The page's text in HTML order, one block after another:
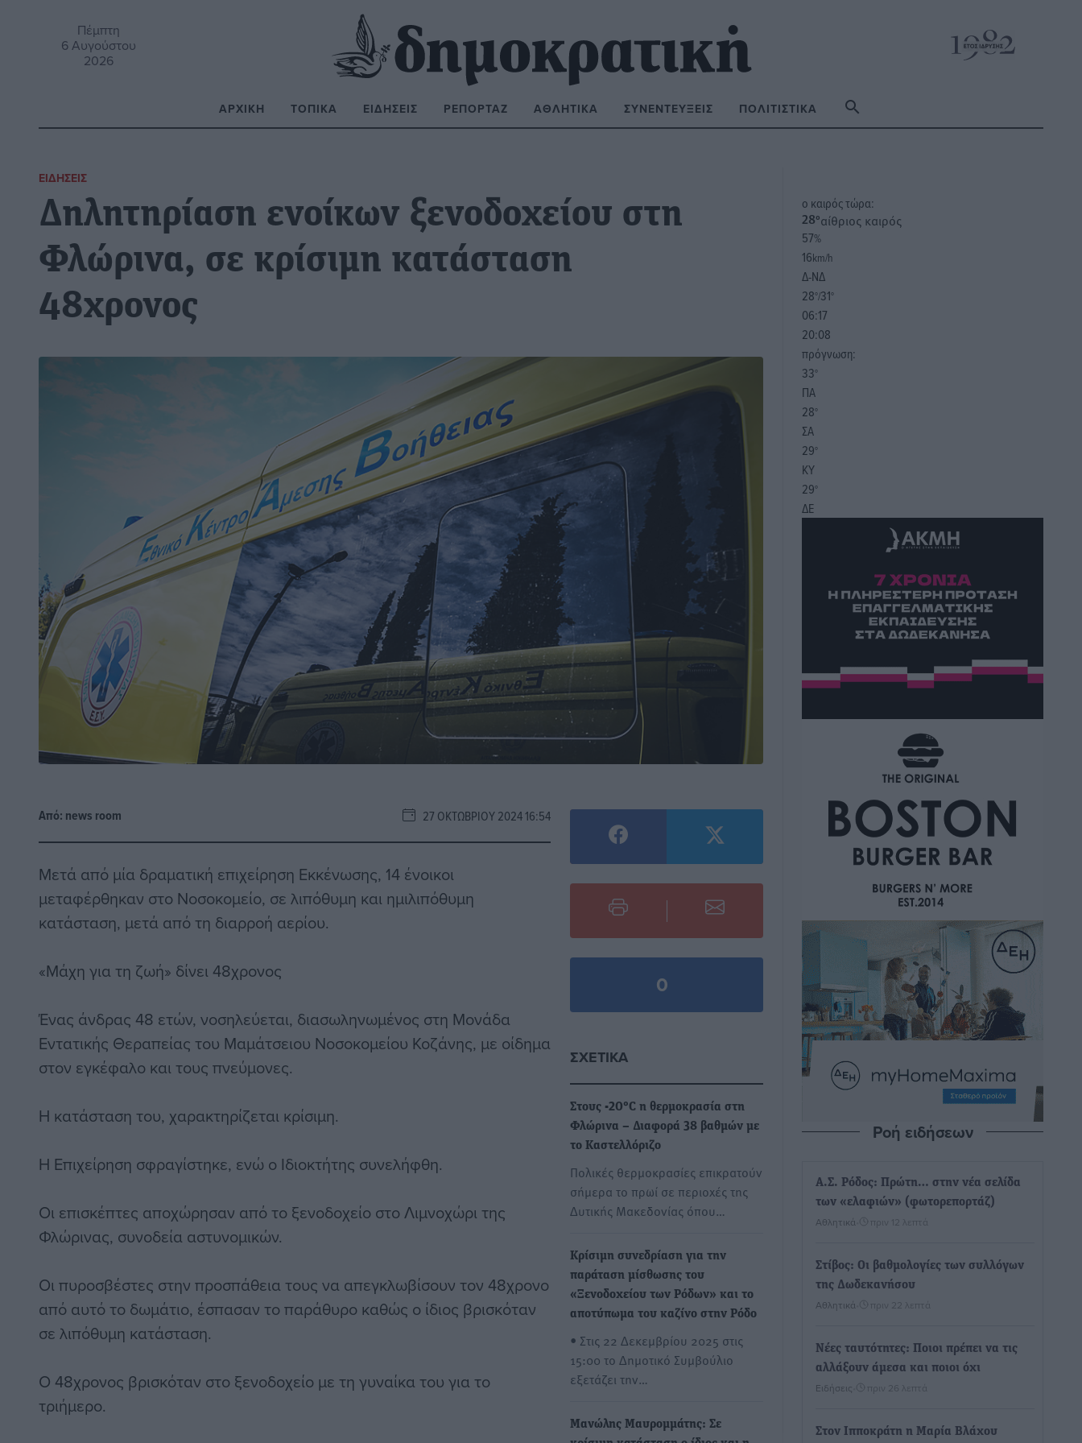
Πέμπτη
6 Αυγούστου
2026
ΑΡΧΙΚΉ ΤΟΠΙΚΆ ΕΙΔΉΣΕΙΣ ΡΕΠΟΡΤΆΖ ΑΘΛΗΤΙΚΆ ΣΥΝΕΝΤΕΎΞΕΙΣ ΠΟΛΙΤΙΣΤΙΚΆ
ΕΙΔΉΣΕΙΣ
Δηλητηρίαση ενοίκων ξενοδοχείου στη
Φλώρινα, σε κρίσιμη κατάσταση
48χρονος
Από: news room 27 ΟΚΤΩΒΡΊΟΥ 2024 16:54
Μετά από μία δραματική επιχείρηση Εκκένωσης, 14 ένοικοι
μεταφέρθηκαν στο Νοσοκομείο, σε λιπόθυμη και ημιλιπόθυμη
κατάσταση, μετά από τη διαρροή αερίου.
«Μάχη για τη ζωή» δίνει 48χρονος
Ένας άνδρας 48 ετών, νοσηλεύεται, διασωληνωμένος στη Μονάδα
Εντατικής Θεραπείας του Μαμάτσειου Νοσοκομείου Κοζάνης, με οίδημα
στον εγκέφαλο και τους πνεύμονες.
Η κατάσταση του, χαρακτηρίζεται κρίσιμη.
Η Επιχείρηση σφραγίστηκε, ενώ ο Ιδιοκτήτης συνελήφθη.
Οι επισκέπτες αποχώρησαν από το ξενοδοχείο στο Λιμνοχώρι της
Φλώρινας, συνοδεία αστυνομικών.
Οι πυροσβέστες στην προσπάθεια τους να απεγκλωβίσουν τον 48χρονο
από αυτό το δωμάτιο, έσπασαν το παράθυρο καθώς ο ίδιος βρισκόταν
σε λιπόθυμη κατάσταση.
Ο 48χρονος βρισκόταν στο ξενοδοχείο με τη γυναίκα του για το
τριήμερο.
0
ΣΧΕΤΙΚΆ
Στους -20°C η θερμοκρασία στη
Φλώρινα – Διαφορά 38 βαθμών με
το Καστελλόριζο
Πολικές θερμοκρασίες επικρατούν
σήμερα το πρωί σε περιοχές της
Δυτικής Μακεδονίας όπου…
Κρίσιμη συνεδρίαση για την
παράταση μίσθωσης του
«Ξενοδοχείου των Ρόδων» και το
αποτύπωμα του καζίνο στην Ρόδο
• Στις 22 Δεκεμβρίου 2025 στις
15:00 το Δημοτικό Συμβούλιο
εξετάζει την…
Μανώλης Μαυρομμάτης: Σε
o καιρός τώρα:
28°αίθριος καιρός
57%
16km/h
Δ-ΝΔ
28°/31°
06:17
20:08
πρόγνωση:
33°
ΠΑ
28°
ΣΑ
29°
ΚΥ
29°
ΔΕ
Ροή ειδήσεων
Α.Σ. Ρόδος: Πρώτη… στην νέα σελίδα
των «ελαφιών» (φωτορεπορτάζ)
Αθλητικά πριν 12 λεπτά
Στίβος: Οι βαθμολογίες των συλλόγων
της Δωδεκανήσου
Αθλητικά πριν 22 λεπτά
Νέες ταυτότητες: Ποιοι πρέπει να τις
αλλάξουν άμεσα και ποιοι όχι
Ειδήσεις πριν 26 λεπτά
Στον Ιπποκράτη η Μαρία Βλάχου